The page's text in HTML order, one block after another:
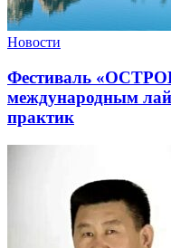
Новости
Фестиваль
международным
практик